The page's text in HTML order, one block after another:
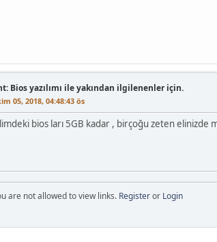
Bios yazılımı ile yakından ilgilenenler için.
05, 2018, 04:48:43 ös
bios ları 5GB kadar , birçoğu zeten
are not allowed to view links. Registeror Login